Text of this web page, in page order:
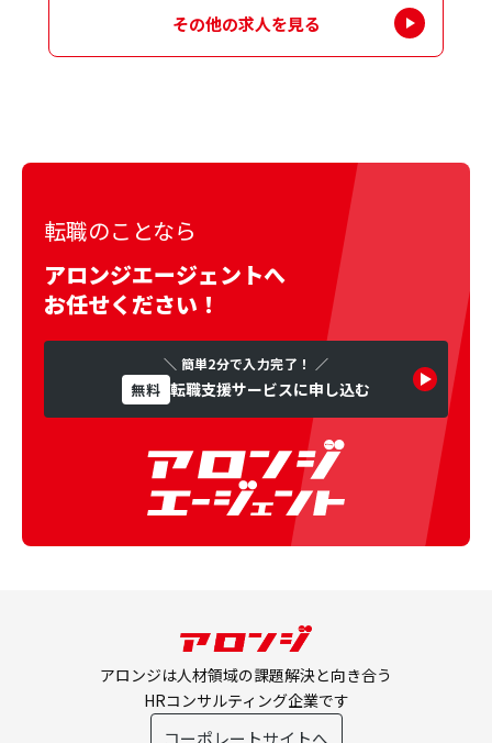
その他の求人を見る
転職のことなら
アロンジエージェントへ
お任せください！
＼ 簡単2分で入力完了！ ／
無料 転職支援サービスに申し込む
アロンジは人材領域の課題解決と向き合う
HRコンサルティング企業です
コーポレートサイトへ